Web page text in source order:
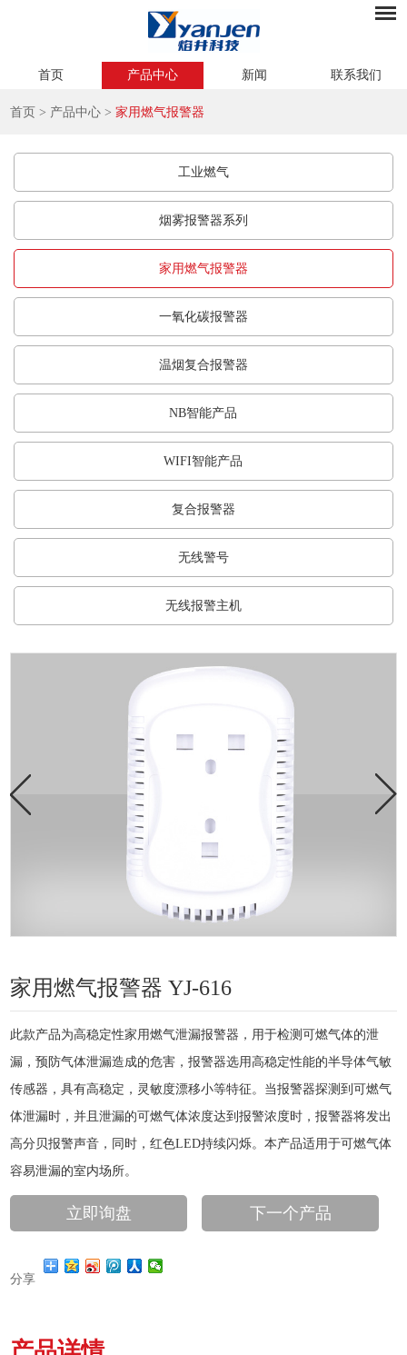
首页 产品中心 新闻 联系我们
首页 > 产品中心 >家用燃气报警器
工业燃气
烟雾报警器系列
家用燃气报警器
一氧化碳报警器
温烟复合报警器
NB智能产品
WIFI智能产品
复合报警器
无线警号
无线报警主机
家用燃气报警器 YJ-616
此款产品为高稳定性家用燃气泄漏报警器，用于检测可燃气体的泄
漏，预防气体泄漏造成的危害，报警器选用高稳定性能的半导体气敏
传感器，具有高稳定，灵敏度漂移小等特征。当报警器探测到可燃气
体泄漏时，并且泄漏的可燃气体浓度达到报警浓度时，报警器将发出
高分贝报警声音，同时，红色LED持续闪烁。本产品适用于可燃气体
容易泄漏的室内场所。
立即询盘 下一个产品
分享